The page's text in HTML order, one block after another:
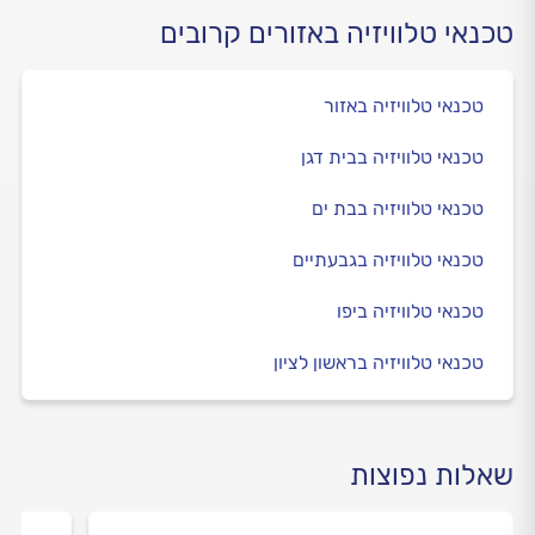
טכנאי טלוויזיה באזורים קרובים
טכנאי טלוויזיה באזור
טכנאי טלוויזיה בבית דגן
טכנאי טלוויזיה בבת ים
טכנאי טלוויזיה בגבעתיים
טכנאי טלוויזיה ביפו
טכנאי טלוויזיה בראשון לציון
שאלות נפוצות